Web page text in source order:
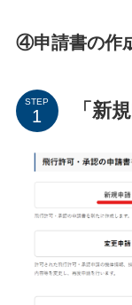
④申請書の作
STEP 「新